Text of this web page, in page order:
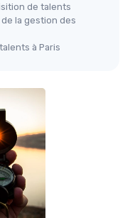
de talents
la gestion des
à Paris